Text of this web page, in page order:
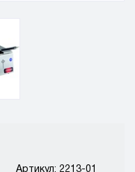
Артикул: 2213-01